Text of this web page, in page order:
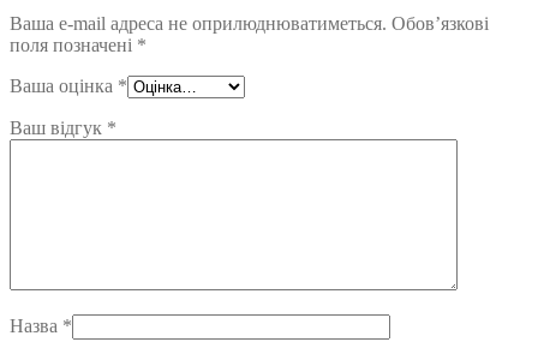
Ваша e-mail адреса не оприлюднюватиметься. Обов’язкові
поля позначені *
Ваша оцінка *
Ваш відгук *
Назва *